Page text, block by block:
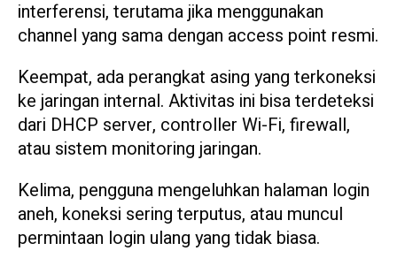
interferensi, terutama jika menggunakan
channel yang sama dengan access point resmi.
Keempat, ada perangkat asing yang terkoneksi
ke jaringan internal. Aktivitas ini bisa terdeteksi
dari DHCP server, controller Wi-Fi, firewall,
atau sistem monitoring jaringan.
Kelima, pengguna mengeluhkan halaman login
aneh, koneksi sering terputus, atau muncul
permintaan login ulang yang tidak biasa.